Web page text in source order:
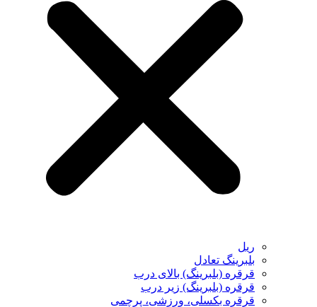
ریل
بلبرینگ تعادل
قرقره (بلبرینگ) بالای درب
قرقره (بلبرینگ) زیر درب
قرقره بکسلی، ورزشی، پرچمی